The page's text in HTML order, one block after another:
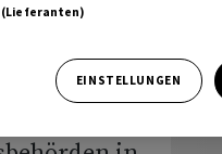
soll in
EINSTELLUNGEN